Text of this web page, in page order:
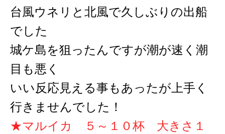
台風ウネリと北風で久しぶりの出船
でした
城ケ島を狙ったんですが潮が速く潮
目も悪く
いい反応見える事もあったが上手く
行きませんでした！
★マルイカ ５～１０杯 大きさ１